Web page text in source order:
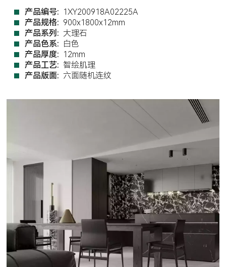
产品编号: 1XY200918A02225A
产品规格: 900x1800x12mm
产品系列: 大理石
产品色系: 白色
产品厚度: 12mm
产品工艺: 智绘肌理
产品版面: 六面随机连纹